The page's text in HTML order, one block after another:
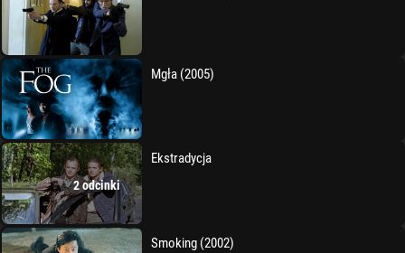
Mgła (2005)
2 odcinki
Ekstradycja
Smoking (2002)